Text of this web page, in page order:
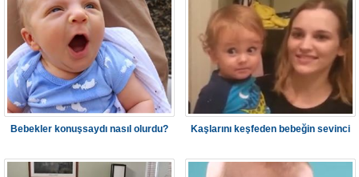
Bebekler konuşsaydı nasıl olurdu? Kaşlarını keşfeden bebeğin sevinci